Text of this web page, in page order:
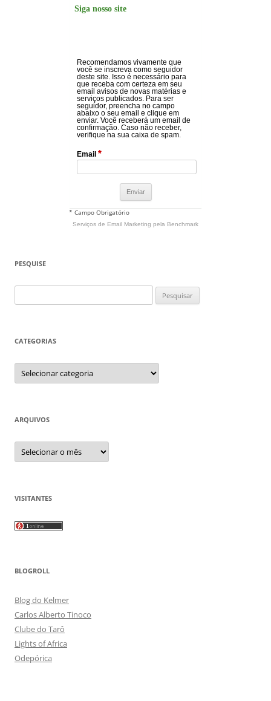
Siga nosso site
Recomendamos vivamente que
você se inscreva como seguidor
deste site. Isso é necessário para
que receba com certeza em seu
email avisos de novas matérias e
serviços publicados. Para ser
seguidor, preencha no campo
abaixo o seu email e clique em
enviar. Você receberá um email de
confirmação. Caso não receber,
verifique na sua caixa de spam.
Email *
* Campo Obrigatório
Serviços de Email Marketing pela Benchmark
PESQUISE
por:
CATEGORIAS
Categorias
ARQUIVOS
Arquivos
VISITANTES
BLOGROLL
Blog do Kelmer
Carlos Alberto Tinoco
Clube do Tarô
Lights of Africa
Odepórica